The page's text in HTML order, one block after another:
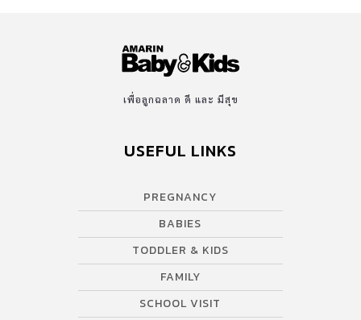
เพื่อลูกฉลาด ดี และ มีสุข
USEFUL LINKS
PREGNANCY
BABIES
TODDLER & KIDS
FAMILY
SCHOOL VISIT